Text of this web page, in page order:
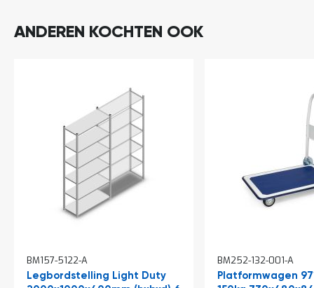
ANDEREN KOCHTEN OOK
BM157-5122-A
Legbordstelling Light Duty
BM252-132-001-A
Platformwagen
winkelwagen